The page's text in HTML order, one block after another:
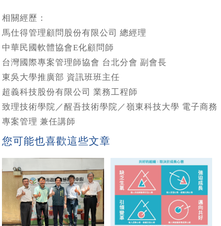
相關經歷：
馬仕得管理顧問股份有限公司 總經理
中華民國軟體協會E化顧問師
台灣國際專案管理師協會 台北分會 副會長
東吳大學推廣部 資訊班班主任
超義科技股份有限公司 業務工程師
致理技術學院／醒吾技術學院／嶺東科技大學 電子商務
專案管理 兼任講師
您可能也喜歡這些文章